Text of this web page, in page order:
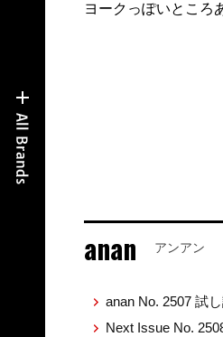
ヨークっぽいところ
anan アンアン
anan No. 2507 試
Next Issue No.